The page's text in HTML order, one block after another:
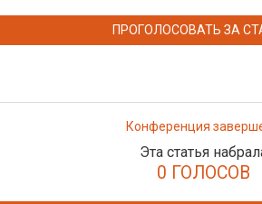
ПРОГОЛОСОВАТЬ ЗА
Конференция
Эта статья
0 ГОЛОСОВ